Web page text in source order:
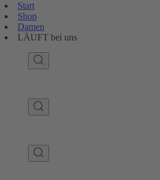
Start
Shop
Damen
LÄUFT bei uns